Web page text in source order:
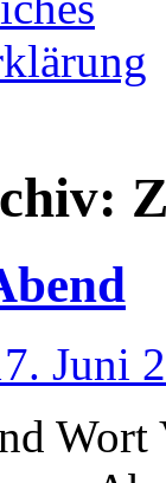
Juni